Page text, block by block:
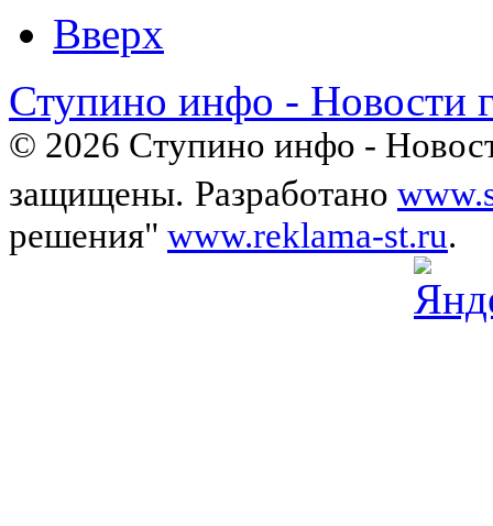
Вверх
Ступино инфо - Новости
© 2026 Ступино инфо -
защищены. Разработано
решения" www.reklama-st.ru.